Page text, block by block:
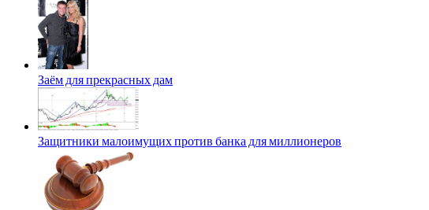
Заём для прекрасных дам
Защитники малоимущих против банка для миллионеров